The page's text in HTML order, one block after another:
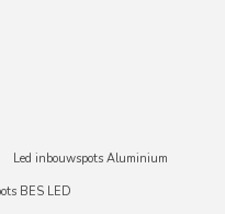
Led inbouwspots Aluminium
BES LED